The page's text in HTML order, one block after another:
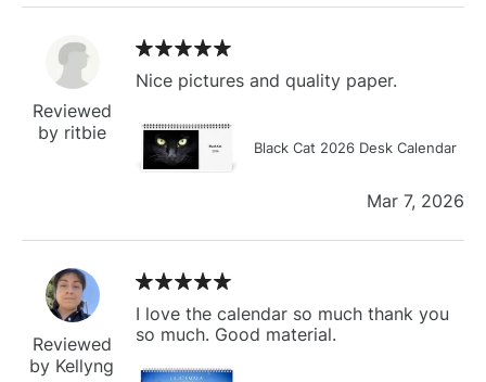
Reviewed
by ritbie
Nice pictures and quality paper.
Black Cat 2026 Desk Calendar
Mar 7, 2026
Reviewed
by Kellyng
I love the calendar so much thank you
so much. Good material.